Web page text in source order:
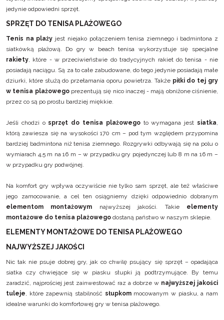
jedynie odpowiedni sprzęt.
SPRZĘT DO TENISA PLAŻOWEGO
Tenis na plaży jest niejako połączeniem tenisa ziemnego i badmintona z
siatkówką plażową. Do gry w beach tenisa wykorzystuje się specjalne
rakiety, które - w przeciwieństwie do tradycyjnych rakiet do tenisa - nie
posiadają naciągu. Są za to całe zabudowane, do tego jedynie posiadają małe
dziurki, które służą do przełamania oporu powietrza. Także piłki do tej gry
w tenisa plażowegoprezentują się nico inaczej - mają obniżone ciśnienie,
przez co są po prostu bardziej miękkie.
Jeśli chodzi osprzęt do tenisa plażowegoto wymagana jest siatka,
którą zawiesza się na wysokości 170 cm – pod tym względem przypomina
bardziej badmintona niż tenisa ziemnego. Rozgrywki odbywają się na polu o
wymiarach 4,5 m na 16 m – w przypadku gry pojedynczej lub 8 m na 16 m –
w przypadku gry podwójnej.
Na komfort gry wpływa oczywiście nie tylko sam sprzęt, ale też właściwe
jego zamocowanie, a cel ten osiągniemy dzięki odpowiednio dobranym
elementom montażowym najwyższej jakości. Takie elementy
montażowe do tenisa plażowego dostaną państwo w naszym sklepie.
ELEMENTY MONTAŻOWE DO TENISA PLAŻOWEGO
NAJWYŻSZEJ JAKOŚCI
Nic tak nie psuje dobrej gry, jak co chwilę psujący się sprzęt – opadająca
siatka czy chwiejące się w piasku słupki ją podtrzymujące. By temu
zaradzić, najprościej jest zainwestować raz a dobrze w najwyższej jakości
tuleje, które zapewnią stabilność słupkommocowanym w piasku, a nam
idealne warunki do komfortowej gry w tenisa plażowego.